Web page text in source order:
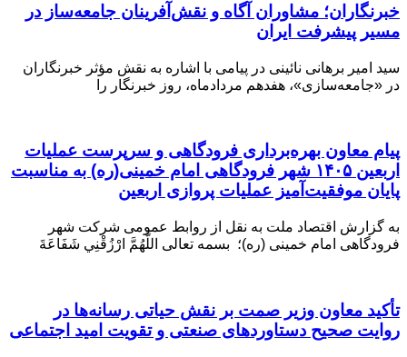
خبرنگاران؛ مشاوران آگاه و نقش‌آفرینان جامعه‌ساز در
مسیر پیشرفت ایران
سید امیر برهانی نائینی در پیامی با اشاره به نقش مؤثر خبرنگاران
در «جامعه‌سازی»، هفدهم مردادماه، روز خبرنگار را
️پیام معاون بهره‌برداری فرودگاهی و سرپرست عملیات
اربعین ۱۴۰۵ شهر فرودگاهی امام خمینی(ره) به مناسبت
پایان موفقیت‌آمیز عملیات پروازی اربعین
به گزارش اقتصاد ملت به نقل از روابط عمومی شرکت شهر
فرودگاهی امام خمینی (ره)؛ بسمه تعالی اللَّهُمَّ ارْزُقْنِي شَفَاعَةَ
تأکید معاون وزیر صمت بر نقش حیاتی رسانه‌ها در
روایت صحیح دستاوردهای صنعتی و تقویت امید اجتماعی